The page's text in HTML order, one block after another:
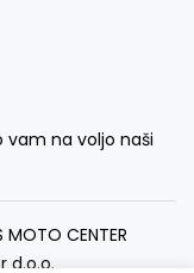
vam na voljo naši
CENTER
d.o.o.